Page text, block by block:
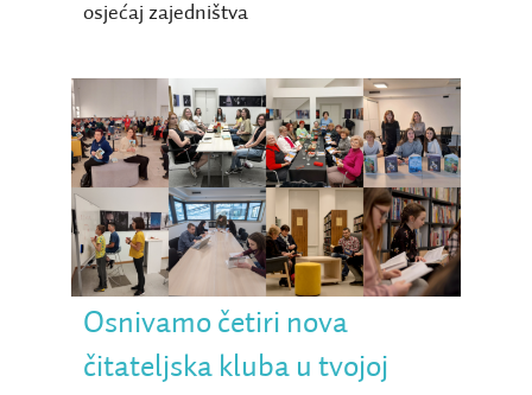
osjećaj zajedništva
Osnivamo četiri nova
čitateljska kluba u tvojoj
Knjižnici ― izaberi svoj
Osnivamo četiri nova
čitateljska kluba u tvojoj